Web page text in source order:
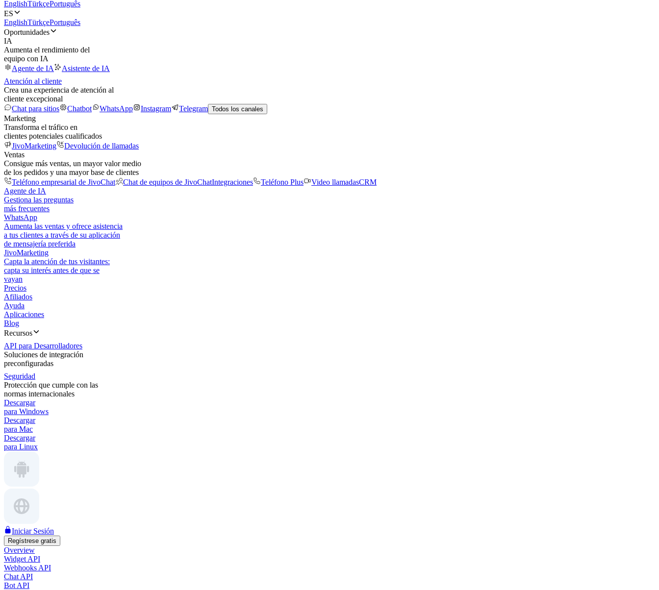
EnglishTürkçePortuguês
ES
EnglishTürkçePortuguês
Oportunidades
IA
Aumenta el rendimiento del
equipo con IA
Agente de IA
Asistente de IA
Atención al cliente
Crea una experiencia de atención al
cliente excepcional
Chat para sitios
Chatbot WhatsApp Instagram Telegram Todos los canales
Marketing
Transforma el tráfico en
clientes potenciales cualificados
JivoMarketing
Devolución de llamadas
Ventas
Consigue más ventas, un mayor valor medio
de los pedidos y una mayor base de clientes
Teléfono empresarial de JivoChat
Chat de equipos de JivoChatIntegraciones Teléfono Plus Video llamadasCRM
Agente de IA
Gestiona las preguntas
más frecuentes
WhatsApp
Aumenta las ventas y ofrece asistencia
a tus clientes a través de su aplicación
de mensajería preferida
JivoMarketing
Capta la atención de tus visitantes:
capta su interés antes de que se
vayan
Precios
Afiliados
Ayuda
Aplicaciones
Blog
Recursos
API para Desarrolladores
Soluciones de integración
preconfiguradas
Seguridad
Protección que cumple con las
normas internacionales
Descargar
para Windows
Descargar
para Mac
Descargar
para Linux
Iniciar Sesión
Regístrese gratis
Overview
Widget API
Webhooks API
Chat API
Bot API